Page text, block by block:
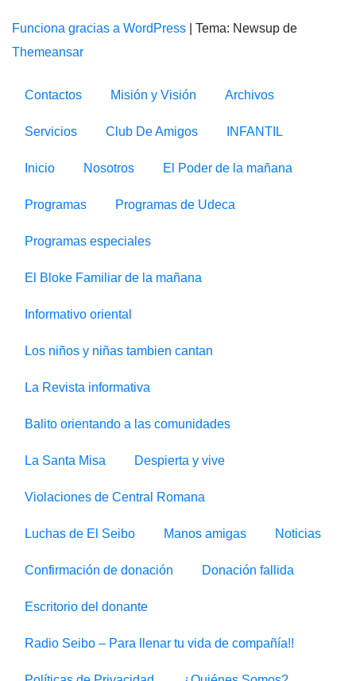
Funciona gracias a WordPress
Tema: Newsup de
Themeansar
Contactos Misión y Visión Archivos
Servicios Club De Amigos INFANTIL
Inicio Nosotros El Poder de la mañana
Programas Programas de Udeca
Programas especiales
El Bloke Familiar de la mañana
Informativo oriental
Los niños y niñas tambien cantan
La Revista informativa
Balito orientando a las comunidades
La Santa Misa Despierta y vive
Violaciones de Central Romana
Luchas de El Seibo Manos amigas Noticias
Confirmación de donación Donación fallida
Escritorio del donante
Radio Seibo – Para llenar tu vida de compañía!!